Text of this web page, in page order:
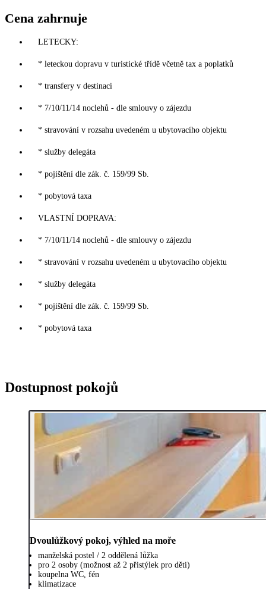
Cena zahrnuje
LETECKY:
* leteckou dopravu v turistické třídě včetně tax a poplatků
* transfery v destinaci
* 7/10/11/14 noclehů - dle smlouvy o zájezdu
* stravování v rozsahu uvedeném u ubytovacího objektu
* služby delegáta
* pojištění dle zák. č. 159/99 Sb.
* pobytová taxa
VLASTNÍ DOPRAVA:
* 7/10/11/14 noclehů - dle smlouvy o zájezdu
* stravování v rozsahu uvedeném u ubytovacího objektu
* služby delegáta
* pojištění dle zák. č. 159/99 Sb.
* pobytová taxa
Dostupnost pokojů
Dvoulůžkový pokoj, výhled na moře
manželská postel / 2 oddělená lůžka
pro 2 osoby (možnost až 2 přistýlek pro děti)
koupelna WC, fén
klimatizace